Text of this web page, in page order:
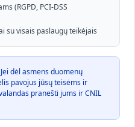
(RGPD, PCI-DSS
su visais paslaugų teikėjais
Jei dėl asmens duomenų
pavojus jūsų teisėms ir
pranešti jums ir CNIL